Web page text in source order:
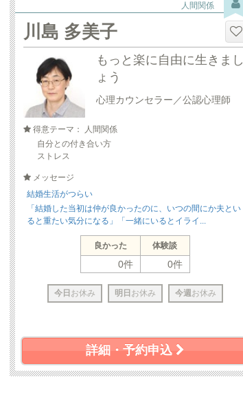
人間関係
川島 多美子
もっと楽に自由に生きまし
ょう
心理カウンセラー／公認心理師
得意テーマ： 人間関係
自分との付き合い方
ストレス
メッセージ
結婚生活がつらい
「結婚した当初は仲が良かったのに、いつの間にか夫とい
ると重たい気分になる」「一緒にいるとイライ...
良かった 体験談
0件 0件
今日 お休み 明日 お休み 今週 お休み
詳細・予約申込